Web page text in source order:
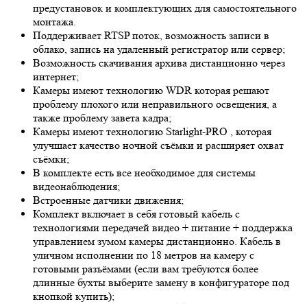
предустановок и комплектующих для самостоятельного
монтажа.
Поддерживает RTSP поток, возможность записи в
облако, запись на удаленный регистратор или сервер;
Возможность скачивания архива дистанционно через
интернет;
Камеры имеют технологию WDR которая решают
проблему плохого или неправильного освещения, а
также проблему завета кадра;
Камеры имеют технологию Starlight-PRO , которая
улучшает качество ночной съёмки и расширяет охват
съёмки;
В комплекте есть все необходимое для системы
видеонаблюдения;
Встроенные датчики движения;
Комплект включает в себя готовый кабель с
технологиями передачей видео + питание + поддержка
управлением зумом камеры дистанционно. Кабель в
уличном исполнении по 18 метров на камеру с
готовыми разъёмами (если вам требуются более
длинные бухты выберите замену в конфигураторе под
кнопкой купить);